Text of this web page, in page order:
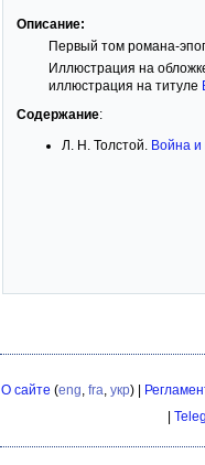
Описание:
Первый том романа-
Иллюстрация на
иллюстрация на титуле
Содержание:
Л. Н. Толстой. Война и
О сайте (eng, fra, укр) |